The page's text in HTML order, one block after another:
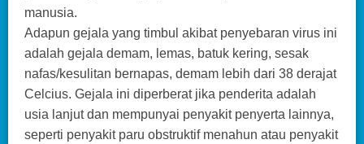
manusia.
Adapun gejala yang timbul akibat penyebaran virus ini
adalah gejala demam, lemas, batuk kering, sesak
nafas/kesulitan bernapas, demam lebih dari 38 derajat
Celcius. Gejala ini diperberat jika penderita adalah
usia lanjut dan mempunyai penyakit penyerta lainnya,
seperti penyakit paru obstruktif menahun atau penyakit